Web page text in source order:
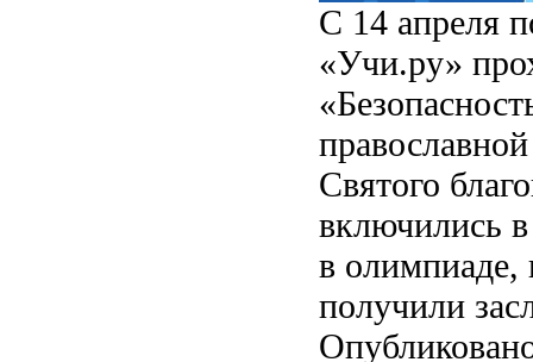
С 14 апреля
«Учи.ру»
Святого
включились
в олимпиаде,
получили